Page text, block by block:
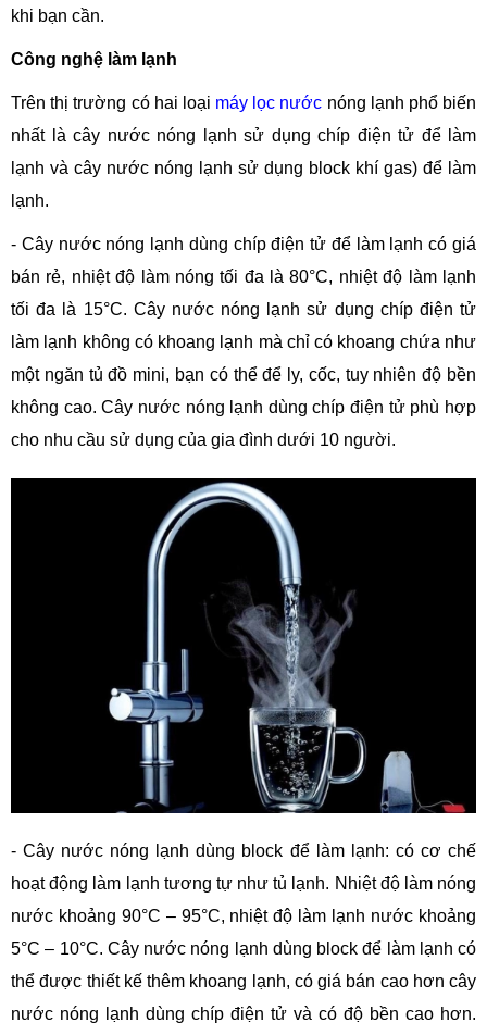
khi bạn cần.
Công nghệ làm lạnh
Trên thị trường có hai loại máy lọc nước nóng lạnh phổ biến
nhất là cây nước nóng lạnh sử dụng chíp điện tử để làm
lạnh và cây nước nóng lạnh sử dụng block khí gas) để làm
lạnh.
- Cây nước nóng lạnh dùng chíp điện tử để làm lạnh có giá
bán rẻ, nhiệt độ làm nóng tối đa là 80°C, nhiệt độ làm lạnh
tối đa là 15°C. Cây nước nóng lạnh sử dụng chíp điện tử
làm lạnh không có khoang lạnh mà chỉ có khoang chứa như
một ngăn tủ đồ mini, bạn có thể để ly, cốc, tuy nhiên độ bền
không cao. Cây nước nóng lạnh dùng chíp điện tử phù hợp
cho nhu cầu sử dụng của gia đình dưới 10 người.
- Cây nước nóng lạnh dùng block để làm lạnh: có cơ chế
hoạt động làm lạnh tương tự như tủ lạnh. Nhiệt độ làm nóng
nước khoảng 90°C – 95°C, nhiệt độ làm lạnh nước khoảng
5°C – 10°C. Cây nước nóng lạnh dùng block để làm lạnh có
thể được thiết kế thêm khoang lạnh, có giá bán cao hơn cây
nước nóng lạnh dùng chíp điện tử và có độ bền cao hơn.